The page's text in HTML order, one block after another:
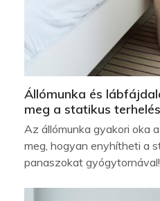
Állómunka és
meg a statikus
Az állómunka gyakori oka
meg, hogyan enyhítheti a
panaszokat gyógytornával!